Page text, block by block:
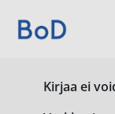
Kirjaa ei